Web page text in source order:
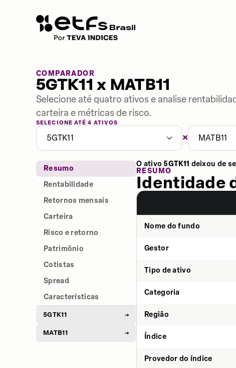
COMPARADOR
5GTK11 x MATB11
Selecione até quatro ativos e analise
carteira e métricas de risco.
SELECIONE ATÉ 4 ATIVOS
5GTK11 × MATB11
Resumo
Rentabilidade
Retornos mensais
Carteira
Risco e retorno
Patrimônio
Cotistas
Spread
Características
5GTK11 →
MATB11 →
O ativo5GTK11 deixou de
RESUMO
Identidade
Nome do fundo
Gestor
Tipo de ativo
Categoria
Região
Índice
Provedor do índice